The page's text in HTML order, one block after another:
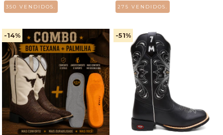
350 VENDIDOS. 275 VENDIDOS.
-14% -51%